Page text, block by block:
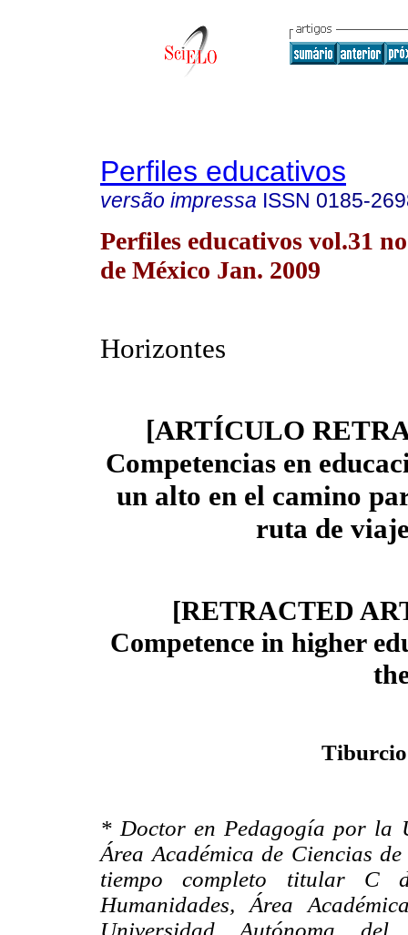
Perfiles educativos
versão impressa ISSN 0185-
Perfiles educativos vol.31
de México Jan. 2009
Horizontes
[ARTÍCULO
Competencias en
un alto en el camino
ruta de
[RETRACTED
Competence in higher
* Doctor en Pedagogía por la
Área Académica de Ciencias
tiempo completo titular C
Humanidades, Área
Universidad Autónoma